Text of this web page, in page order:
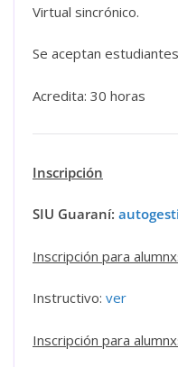
Virtual sincrónico.
Se aceptan
Acredita: 30 horas
Inscripción
SIU Guaraní:
Inscripción para
Instructivo: ver
Inscripción para